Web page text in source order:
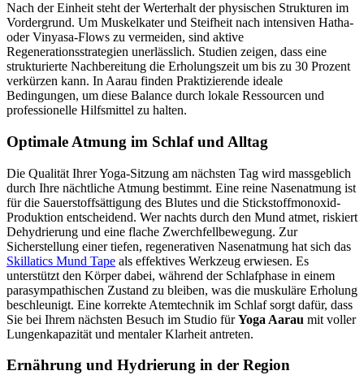
Nach der Einheit steht der Werterhalt der physischen Strukturen im
Vordergrund. Um Muskelkater und Steifheit nach intensiven Hatha-
oder Vinyasa-Flows zu vermeiden, sind aktive
Regenerationsstrategien unerlässlich. Studien zeigen, dass eine
strukturierte Nachbereitung die Erholungszeit um bis zu 30 Prozent
verkürzen kann. In Aarau finden Praktizierende ideale
Bedingungen, um diese Balance durch lokale Ressourcen und
professionelle Hilfsmittel zu halten.
Optimale Atmung im Schlaf und Alltag
Die Qualität Ihrer Yoga-Sitzung am nächsten Tag wird massgeblich
durch Ihre nächtliche Atmung bestimmt. Eine reine Nasenatmung ist
für die Sauerstoffsättigung des Blutes und die Stickstoffmonoxid-
Produktion entscheidend. Wer nachts durch den Mund atmet, riskiert
Dehydrierung und eine flache Zwerchfellbewegung. Zur
Sicherstellung einer tiefen, regenerativen Nasenatmung hat sich das
Skillatics Mund Tape als effektives Werkzeug erwiesen. Es
unterstützt den Körper dabei, während der Schlafphase in einem
parasympathischen Zustand zu bleiben, was die muskuläre Erholung
beschleunigt. Eine korrekte Atemtechnik im Schlaf sorgt dafür, dass
Sie bei Ihrem nächsten Besuch im Studio fürYoga Aarau mit voller
Lungenkapazität und mentaler Klarheit antreten.
Ernährung und Hydrierung in der Region